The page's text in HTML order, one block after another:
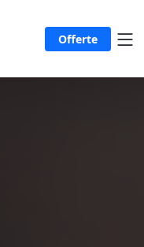
Offerte